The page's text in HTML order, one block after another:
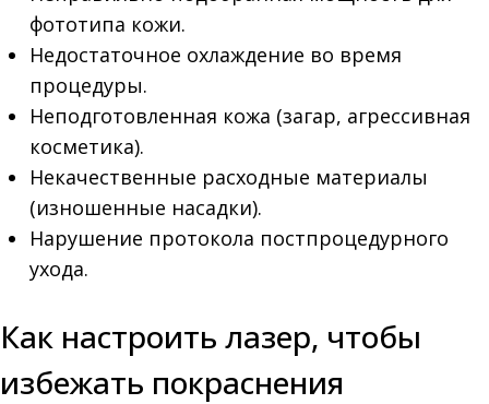
фототипа кожи.
Недостаточное охлаждение во время
процедуры.
Неподготовленная кожа (загар, агрессивная
косметика).
Некачественные расходные материалы
(изношенные насадки).
Нарушение протокола постпроцедурного
ухода.
Как настроить лазер, чтобы
избежать покраснения